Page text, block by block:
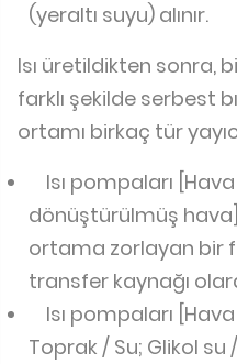
(yeraltı suyu) alınır.
Isı üretildikten sonra,
farklı şekilde serbest
ortamı birkaç tür
Isı pompaları
dönüştürülmüş
ortama zorlayan bir
transfer kaynağı
Isı pompaları
Toprak / Su; Glikol su